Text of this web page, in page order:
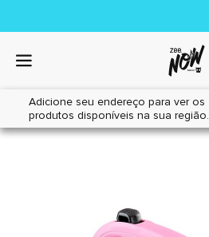
Adicione seu endereço para ver os
produtos disponíveis na sua região.
Home|Cães|Acessórios